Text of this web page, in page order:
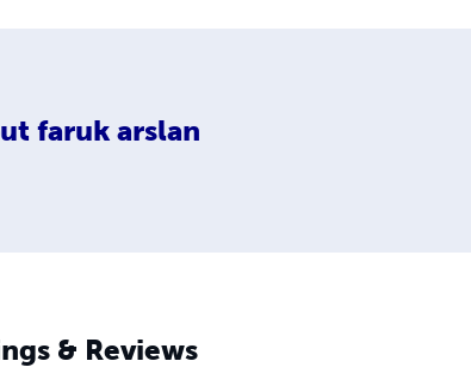
faruk arslan
& Reviews